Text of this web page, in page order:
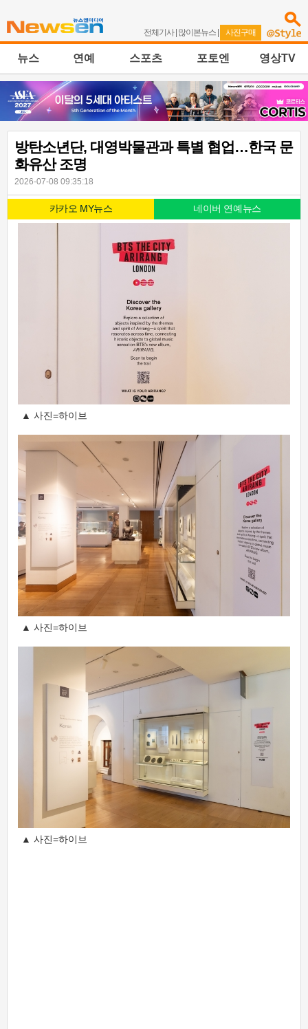
전체기사| 많이본뉴스 | 사진구매
뉴스 연예 스포츠 포토엔 영상TV
방탄소년단, 대영박물관과 특별 협업…한국 문
화유산 조명
2026-07-08 09:35:18
카카오 MY뉴스 네이버 연예뉴스
▲ 사진=하이브
▲ 사진=하이브
▲ 사진=하이브